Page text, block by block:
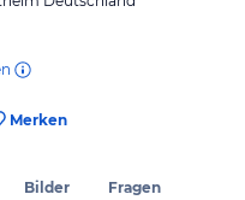
Merken
Bilder Fragen